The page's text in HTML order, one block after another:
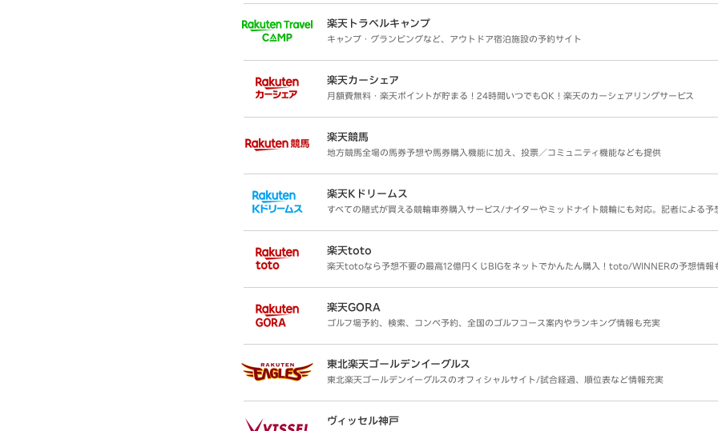
楽天トラベルキャンプ
キャンプ・グランピングなど、アウトドア宿泊施設の予約サイト
楽天カーシェア
月額費無料・楽天ポイントが貯まる！24時間いつでもOK！楽天のカーシェアリングサービス
楽天競馬
地方競馬全場の馬券予想や馬券購入機能に加え、投票／コミュニティ機能なども提供
楽天Kドリームス
すべての賭式が買える競輪車券購入サービス/ナイターやミッドナイト競輪にも対応。記者による予
楽天toto
楽天totoなら予想不要の最高12億円くじBIGをネットでかんたん購入！toto/WINNERの予想情
楽天GORA
ゴルフ場予約、検索、コンペ予約、全国のゴルフコース案内やランキング情報も充実
東北楽天ゴールデンイーグルス
東北楽天ゴールデンイーグルスのオフィシャルサイト/試合経過、順位表など情報充実
ヴィッセル神戸